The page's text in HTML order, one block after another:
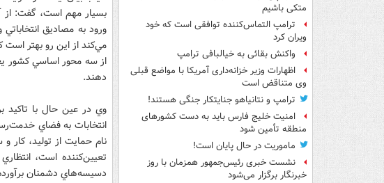
متکی باشیم
ترامپ التماس‌کننده توافقی است که خود
ویران کرد
واکنش بقائی به خیالبافی ترامپ
اظهارات وزیر خزانه‌داری آمریکا با مواضع قبلی
وی متناقض است
ترامپ و نتانیاهو جنایتکار جنگی هستند!
امنیت خلیج فارس باید به دست کشورهای
منطقه تأمین شود
ماموریت در حال پایان است!
نشست خبری رئیس‌جمهور همزمان با روز
خبرنگار برگزار می‌شود
ورود به مصاديق
مي‌كند از اين رو بهتر است
از سه محور اساسي كشور
دهند.
وي در عين حال با تاكيد
انتخابات به فضاي
نام حمايت از توليد، كار
تعيين‌كننده است،
دسيسه‌هاي دشمنان